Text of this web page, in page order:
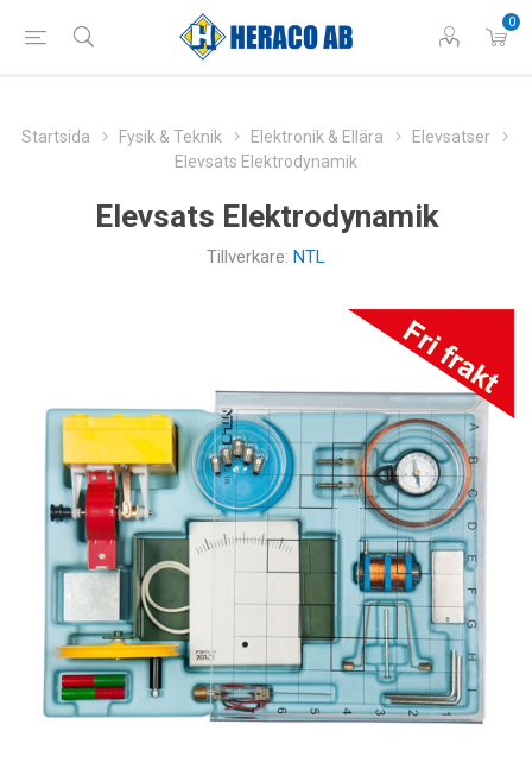
0
Startsida Fysik & Teknik Elektronik & Ellära
Elevsatser
Elevsats Elektrodynamik
Elevsats Elektrodynamik
Tillverkare: NTL